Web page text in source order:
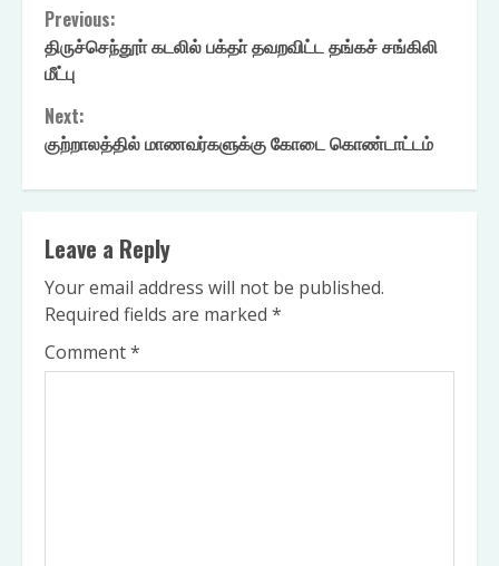
Continue
Reading
Previous:
திருச்செந்தூா் கடலில் பக்தா் தவறவிட்ட தங்கச் சங்கிலி
மீட்பு
Next:
குற்றாலத்தில் மாணவர்களுக்கு கோடை கொண்டாட்டம்
Leave a Reply
Your email address will not be published.
Required fields are marked *
Comment*